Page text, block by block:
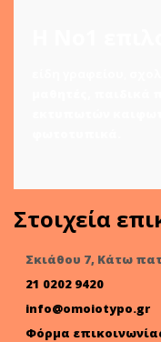
Στοιχεία
Σκιάθου 7, Κάτω
21 0202 9420
info@omoiotypo.gr
Φόρμα